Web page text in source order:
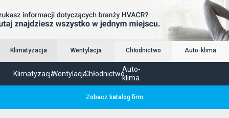
Klimatyzacja Wentylacja Chłodnictwo Auto-klima
KlimatyzacjaWentylacjaChłodnictwo
Auto-
klima
Zobacz katalog firm